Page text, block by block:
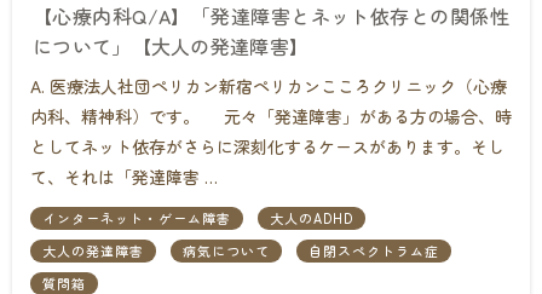
【心療内科Q/A】「発達障害とネット依存との関係性
について」【大人の発達障害】
A. 医療法人社団ペリカン新宿ペリカンこころクリニック（心療
内科、精神科）です。 元々「発達障害」がある方の場合、時
としてネット依存がさらに深刻化するケースがあります。そし
て、それは「発達障害 …
インターネット・ゲーム障害
大人のADHD
大人の発達障害
病気について
自閉スペクトラム症
質問箱